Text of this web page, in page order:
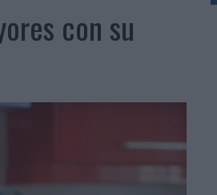
DISPOSITIVO MÁS UTILIZADO
con su